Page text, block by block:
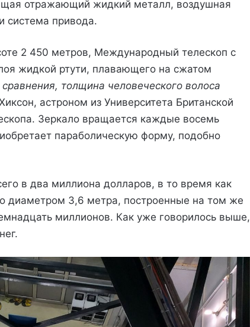
отражающий жидкий металл, воздушная
система привода.
2 450 метров, Международный телескоп с
жидкой ртути, плавающего на сжатом
толщина человеческого волоса
астроном из Университета Британской
Зеркало вращается каждые восемь
параболическую форму, подобно
в два миллиона долларов, в то время как
диаметром 3,6 метра, построенные на том же
миллионов. Как уже говорилось выше,